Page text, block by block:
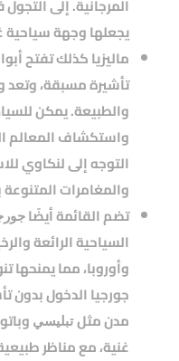
المرجانية. إلى
يجعلها وجهة سياحية
ماليزياكذلك تفتح
تأشيرة مسبقة، وتعد
والطبيعة. يمكن
واستكشاف المعالم
التوجه إلىلنكاوي
والمغامرات
تضم القائمة أيضًا
السياحية الرائعة
وأوروبا، مما يمنحها
جورجيا الدخول بدون
مدن مثل تبليسي و
غنية، مع مناظر